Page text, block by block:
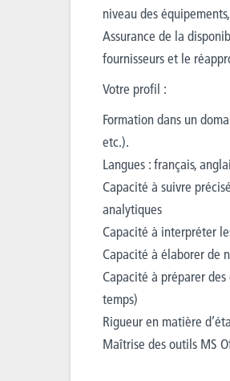
niveau des
Assurance de la
fournisseurs et le
Votre profil :
Formation dans un
etc.).
Langues : français,
Capacité à suivre
analytiques
Capacité à interpréter
Capacité à élaborer de
Capacité à préparer
temps)
Rigueur en matière
Maîtrise des outils MS